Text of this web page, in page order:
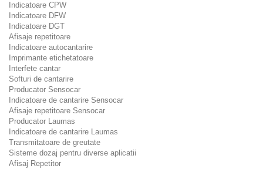
Indicatoare CPW
Indicatoare DFW
Indicatoare DGT
Afisaje repetitoare
Indicatoare autocantarire
Imprimante etichetatoare
Interfete cantar
Softuri de cantarire
Producator Sensocar
Indicatoare de cantarire Sensocar
Afisaje repetitoare Sensocar
Producator Laumas
Indicatoare de cantarire Laumas
Transmitatoare de greutate
Sisteme dozaj pentru diverse aplicatii
Afisaj Repetitor